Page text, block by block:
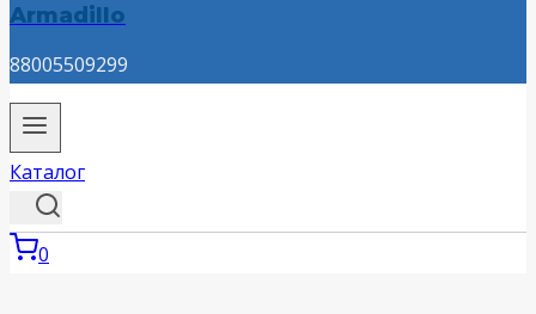
Armadillo
88005509299
Каталог
0